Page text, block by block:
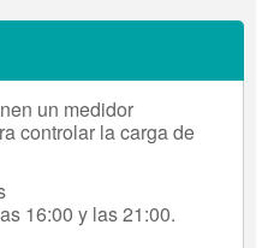
un medidor
controlar la carga de
16:00 y las 21:00.